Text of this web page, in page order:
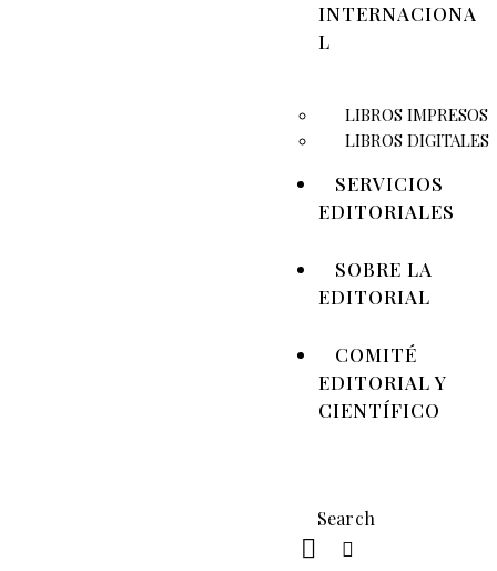
INTERNACIONA
L
LIBROS IMPRESOS
LIBROS DIGITALES
SERVICIOS
EDITORIALES
SOBRE LA
EDITORIAL
COMITÉ
EDITORIAL Y
CIENTÍFICO